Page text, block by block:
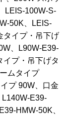
LEIS-100W-S-
50K、LEIS-
タイプ・吊下げ
、L90W-E39-
イプ・吊下げタ
ムタイプ
プ 90W、口金
E39-
HMW-50K、